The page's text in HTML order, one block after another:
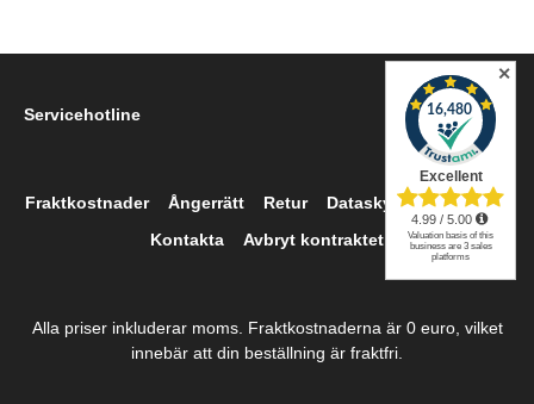
Servicehotline
Fraktkostnader Ångerrätt Retur Dataskydd
Imprint
Kontakta
Avbryt kontraktet
Alla priser inkluderar moms. Fraktkostnaderna är 0 euro, vilket
innebär att din beställning är fraktfri.
✕